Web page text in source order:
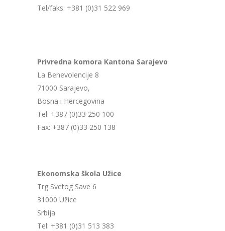
Tel/faks: +381 (0)31 522 969
Privredna komora Kantona Sarajevo
La Benevolencije 8
71000 Sarajevo,
Bosna i Hercegovina
Tel: +387 (0)33 250 100
Fax: +387 (0)33 250 138
Ekonomska škola Užice
Trg Svetog Save 6
31000 Užice
Srbija
Tel: +381 (0)31 513 383